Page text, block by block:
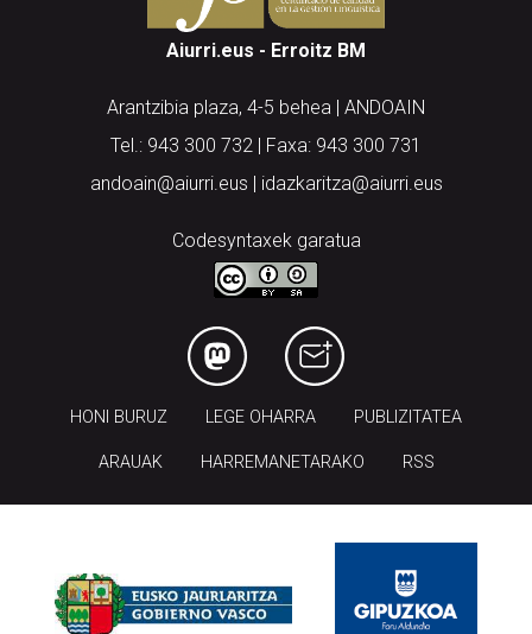
Aiurri.eus - Erroitz BM
Arantzibia plaza, 4-5 behea | ANDOAIN
Tel.: 943 300 732 | Faxa: 943 300 731
andoain@aiurri.eus | idazkaritza@aiurri.eus
Codesyntaxek garatua
HONI BURUZ LEGE OHARRA PUBLIZITATEA
ARAUAK HARREMANETARAKO RSS